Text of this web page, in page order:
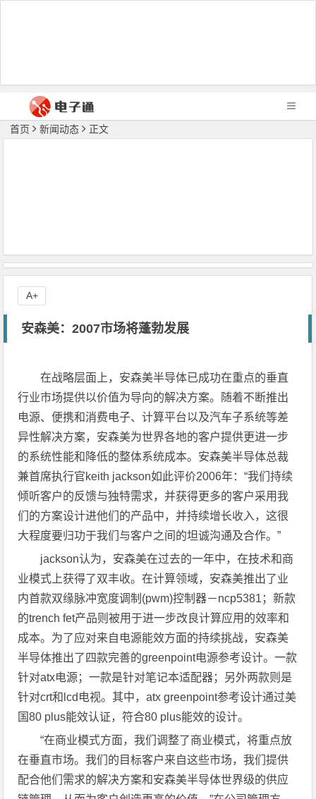
首页 新闻动态 正文
安森美：2007市场将蓬勃发展
在战略层面上，安森美半导体已成功在重点的垂直
行业市场提供以价值为导向的解决方案。随着不断推出
电源、便携和消费电子、计算平台以及汽车子系统等差
异性解决方案，安森美为世界各地的客户提供更进一步
的系统性能和降低的整体系统成本。安森美半导体总裁
兼首席执行官keith jackson如此评价2006年：“我们持续
倾听客户的反馈与独特需求，并获得更多的客户采用我
们的方案设计进他们的产品中，并持续增长收入，这很
大程度要归功于我们与客户之间的坦诚沟通及合作。”
jackson认为，安森美在过去的一年中，在技术和商
业模式上获得了双丰收。在计算领域，安森美推出了业
内首款双缘脉冲宽度调制(pwm)控制器－ncp5381；新款
的trench fet产品则被用于进一步改良计算应用的效率和
成本。为了应对来自电源能效方面的持续挑战，安森美
半导体推出了四款完善的greenpoint电源参考设计。一款
针对atx电源；一款是针对笔记本适配器；另外两款则是
针对crt和lcd电视。其中，atx greenpoint参考设计通过美
国80 plus能效认证，符合80 plus能效的设计。
“在商业模式方面，我们调整了商业模式，将重点放
在垂直市场。我们的目标客户来自这些市场，我们提供
配合他们需求的解决方案和安森美半导体世界级的供应
A+